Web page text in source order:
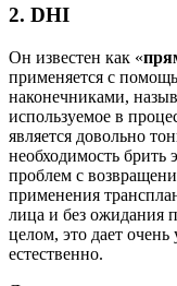
2. DHI
Он известен как «
применяется с
наконечниками,
используемое в
является довольно
необходимость брить
проблем с
применения
лица и без ожидания
целом, это дает очень
естественно.